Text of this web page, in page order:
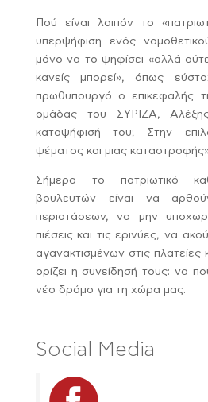
Πού είναι λοιπόν το
υπερψήφιση ενός
μόνο να το ψηφίσει «αλλά
κανείς μπορεί», όπως
πρωθυπουργό ο επικεφαλής
ομάδας του ΣΥΡΙΖΑ,
καταψήφισή του; Στην
ψέματος και μιας
Σήμερα το πατριωτικό
βουλευτών είναι να
περιστάσεων, να μην
πιέσεις και τις ερινύες, να
αγανακτισμένων στις
ορίζει η συνείδησή τους: να
νέο δρόμο για τη χώρα μας.
Social Media